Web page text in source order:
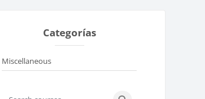
Categorías
Miscellaneous